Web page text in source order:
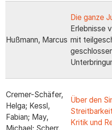
Hußmann, Marcus
Die ganze
Erlebnisse
mit
Cremer-Schäfer,
Helga; Kessl,
Fabian; May,
Michael; Scherr,
Über den
Kritik und